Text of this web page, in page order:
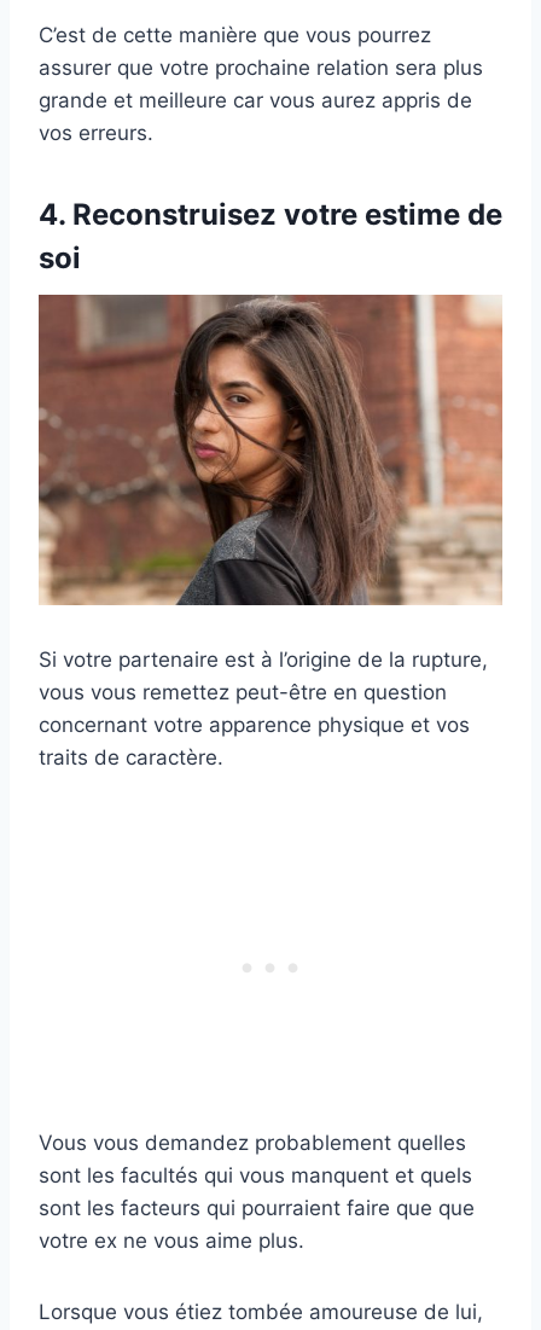
C’est de cette manière que vous pourrez
assurer que votre prochaine relation sera plus
grande et meilleure car vous aurez appris de
vos erreurs.
4. Reconstruisez votre estime de
soi
Si votre partenaire est à l’origine de la rupture,
vous vous remettez peut-être en question
concernant votre apparence physique et vos
traits de caractère.
Vous vous demandez probablement quelles
sont les facultés qui vous manquent et quels
sont les facteurs qui pourraient faire que que
votre ex ne vous aime plus.
Lorsque vous étiez tombée amoureuse de lui,